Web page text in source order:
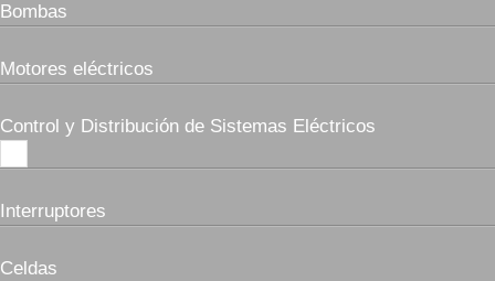
Bombas
Motores eléctricos
Control y Distribución de Sistemas Eléctricos
Interruptores
Celdas